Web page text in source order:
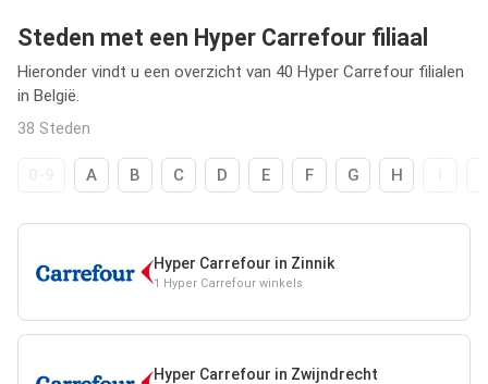
Steden met een Hyper Carrefour filiaal
Hieronder vindt u een overzicht van 40 Hyper Carrefour filialen
in België.
38 Steden
A B C D E F G H
Hyper Carrefour in Zinnik
1 Hyper Carrefour winkels
Hyper Carrefour in Zwijndrecht